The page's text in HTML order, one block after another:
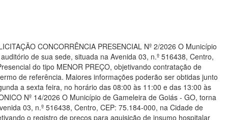
CONCORRÊNCIA PRESENCIAL Nº 2/2026 O Município
de sua sede, situada na Avenida 03, n.º 516438, Centro,
do tipo MENOR PREÇO, objetivando contratação de
de referência. Maiores informações poderão ser obtidas junto
a sexta feira, no horário das 08:00 às 11:00 e das 13:00 às
Nº 14/2026 O Município de Gameleira de Goiás - GO, torna
03, n.º 516438, Centro, CEP: 75.184-000, na Cidade de
o registro de preços para aquisição de insumo hospitalar